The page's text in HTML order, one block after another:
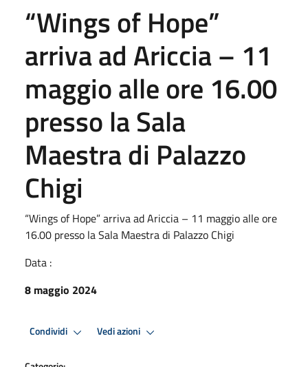
“Wings of Hope”
arriva ad Ariccia – 11
maggio alle ore 16.00
presso la Sala
Maestra di Palazzo
Chigi
“Wings of Hope” arriva ad Ariccia – 11 maggio alle ore
16.00 presso la Sala Maestra di Palazzo Chigi
Data :
8 maggio 2024
Condividi Vedi azioni